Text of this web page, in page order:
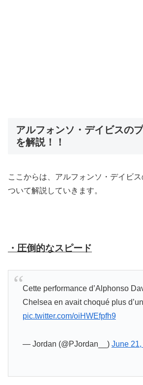
アルフォンソ・デイビスの
を解説！！
ここからは、アルフォンソ・デイビ
ついて解説していきます。
・圧倒的なスピード
Cette performance d’Alphonso
Chelsea en avait choqué plus
pic.twitter.com/oiHWEfpfh9
— Jordan (@PJordan__) June